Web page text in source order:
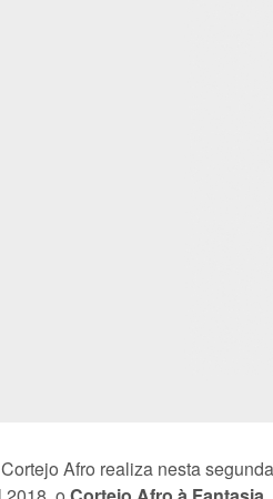
Afro realiza nesta